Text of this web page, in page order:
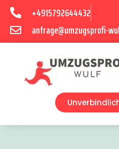
+4915792644432
anfrage@umzugsprofi-